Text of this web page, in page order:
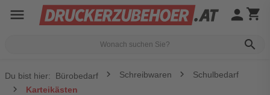
menu
search
person shopping_cart
Du bist hier: Bürobedarf Schreibwaren
Schulbedarf
Karteikästen